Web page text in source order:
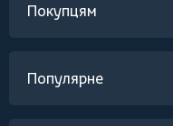
Покупцям
Популярне